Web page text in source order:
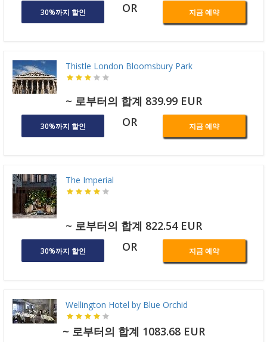
30%까지 할인 OR 지금 예약
Thistle London Bloomsbury Park
~ 로부터의 합계 839.99 EUR
30%까지 할인 OR 지금 예약
The Imperial
~ 로부터의 합계 822.54 EUR
30%까지 할인 OR 지금 예약
Wellington Hotel by Blue Orchid
~ 로부터의 합계 1083.68 EUR